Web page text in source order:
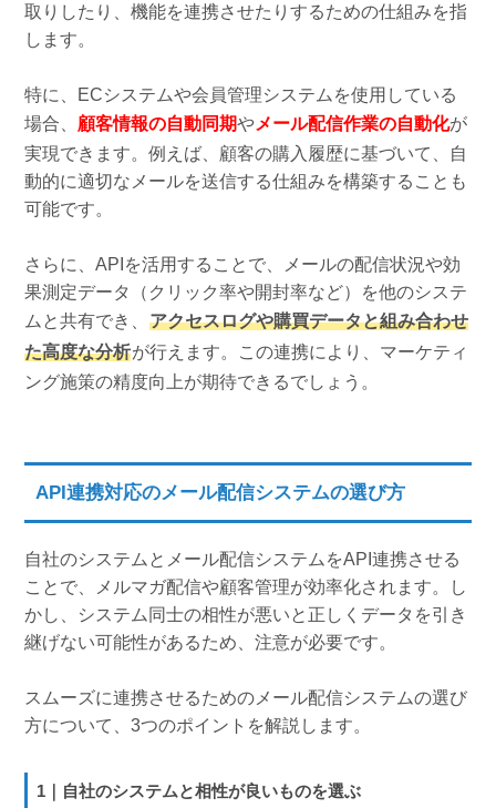
取りしたり、機能を連携させたりするための仕組みを指
します。
特に、ECシステムや会員管理システムを使用している
場合、 顧客情報の自動同期やメール配信作業の自動化が
実現できます。例えば、顧客の購入履歴に基づいて、自
動的に適切なメールを送信する仕組みを構築することも
可能です。
さらに、APIを活用することで、メールの配信状況や効
果測定データ（クリック率や開封率など）を他のシステ
ムと共有でき、 アクセスログや購買データと組み合わせ
た高度な分析が行えます。この連携により、マーケティ
ング施策の精度向上が期待できるでしょう。
API連携対応のメール配信システムの選び方
自社のシステムとメール配信システムをAPI連携させる
ことで、メルマガ配信や顧客管理が効率化されます。し
かし、システム同士の相性が悪いと正しくデータを引き
継げない可能性があるため、注意が必要です。
スムーズに連携させるためのメール配信システムの選び
方について、3つのポイントを解説します。
1｜自社のシステムと相性が良いものを選ぶ